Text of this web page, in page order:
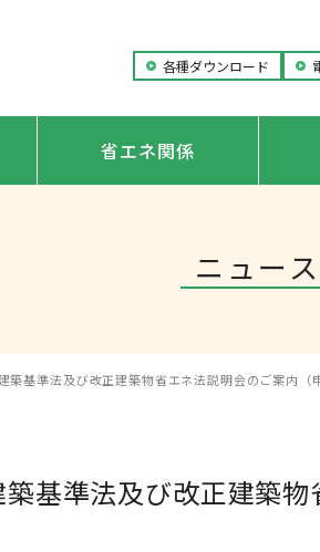
各種ダウンロード
省エネ関係
ニュース
築基準法及び改正建築物省エネ法説明会のご案内（
基準法及び改正建築